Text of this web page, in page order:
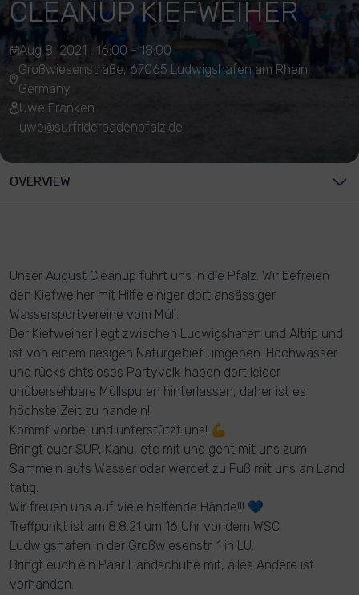
CLEANUP KIEFWEIHER
Aug 8, 2021 , 16:00 - 18:00
Großwiesenstraße, 67065 Ludwigshafen am Rhein,
Germany
Uwe Franken
uwe@surfriderbadenpfalz.de
OVERVIEW
Unser August Cleanup führt uns in die Pfalz. Wir befreien
den Kiefweiher mit Hilfe einiger dort ansässiger
Wassersportvereine vom Müll.
Der Kiefweiher liegt zwischen Ludwigshafen und Altrip und
ist von einem riesigen Naturgebiet umgeben. Hochwasser
und rücksichtsloses Partyvolk haben dort leider
unübersehbare Müllspuren hinterlassen, daher ist es
höchste Zeit zu handeln!
Kommt vorbei und unterstützt uns! 💪
Bringt euer SUP, Kanu, etc mit und geht mit uns zum
Sammeln aufs Wasser oder werdet zu Fuß mit uns an Land
tätig.
Wir freuen uns auf viele helfende Hände!!! 💙
Treffpunkt ist am 8.8.21 um 16 Uhr vor dem WSC
Ludwigshafen in der Großwiesenstr. 1 in LU.
Bringt euch ein Paar Handschuhe mit, alles Andere ist
vorhanden.